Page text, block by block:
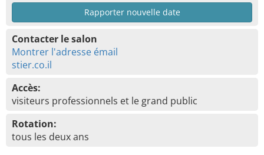
Rapporter nouvelle date
Contacter le salon
Montrer l'adresse émail
stier.co.il
Accès:
visiteurs professionnels et le grand public
Rotation:
tous les deux ans